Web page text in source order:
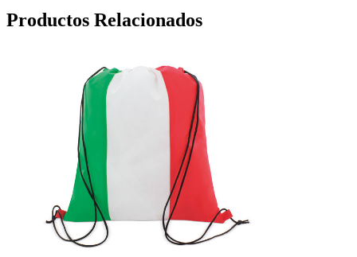
Productos Relacionados